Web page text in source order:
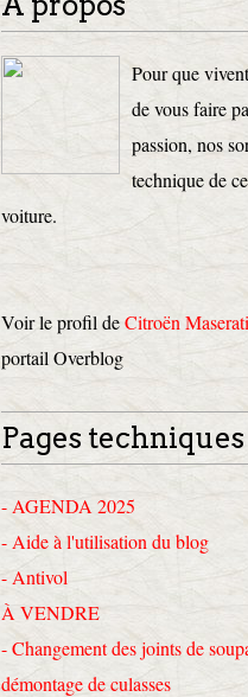
Pour que
de vous faire
passion, nos
technique de
voiture.
Voir le profil deCitroën
portail Overblog
Pages techniques
- AGENDA 2025
- Aide à l'utilisation du blog
- Antivol
À VENDRE
- Changement des joints de
démontage de culasses